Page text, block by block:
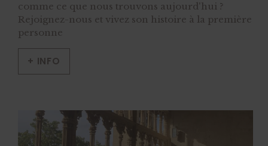
comme ce que nous trouvons aujourd'hui ?
Rejoignez-nous et vivez son histoire à la première
personne
+ INFO